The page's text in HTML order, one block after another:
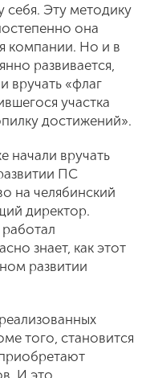
себя. Эту методику
она
компании. Но и в
развивается,
вручать «флаг
участка
достижений».
начали вручать
ПС
на челябинский
директор.
знает, как этот
развитии
того, становится
И это